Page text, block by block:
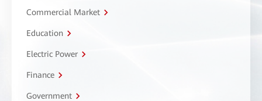
Commercial Market
Education
Electric Power
Finance
Government